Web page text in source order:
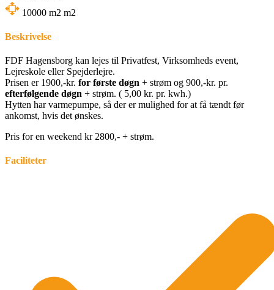
10000 m2 m2
Beskrivelse
FDF Hagensborg kan lejes til Privatfest, Virksomheds event,
Lejreskole eller Spejderlejre.
Prisen er 1900,-kr. for første døgn + strøm og 900,-kr. pr.
efterfølgende døgn + strøm. ( 5,00 kr. pr. kwh.)
Hytten har varmepumpe, så der er mulighed for at få tændt før
ankomst, hvis det ønskes.
Pris for en weekend kr 2800,- + strøm.
Faciliteter